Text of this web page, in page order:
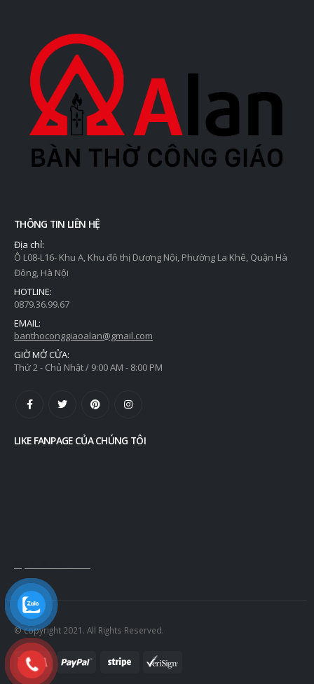
THÔNG TIN LIÊN HỆ
Địa chỉ:
Ô L08-L16- Khu A, Khu đô thị Dương Nội, Phường La Khê, Quận Hà
Đông, Hà Nội
HOTLINE:
0879.36.99.67
EMAIL:
banthoconggiaoalan@gmail.com
GIỜ MỞ CỬA:
Thứ 2 - Chủ Nhật / 9:00 AM - 8:00 PM
LIKE FANPAGE CỦA CHÚNG TÔI
© copyright 2021. All Rights Reserved.